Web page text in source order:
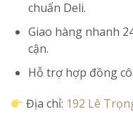
chuẩn Deli.
Giao hàng nhanh
cận.
Hỗ trợ hợp đồng
Địa chỉ: 192 Lê